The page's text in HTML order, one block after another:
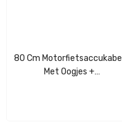
80 Cm Motorfietsaccukabel
Met Oogjes +